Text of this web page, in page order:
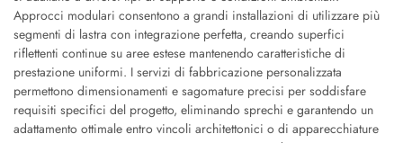
Approcci modulari consentono a grandi installazioni di utilizzare più
segmenti di lastra con integrazione perfetta, creando superfici
riflettenti continue su aree estese mantenendo caratteristiche di
prestazione uniformi. I servizi di fabbricazione personalizzata
permettono dimensionamenti e sagomature precisi per soddisfare
requisiti specifici del progetto, eliminando sprechi e garantendo un
adattamento ottimale entro vincoli architettonici o di apparecchiature